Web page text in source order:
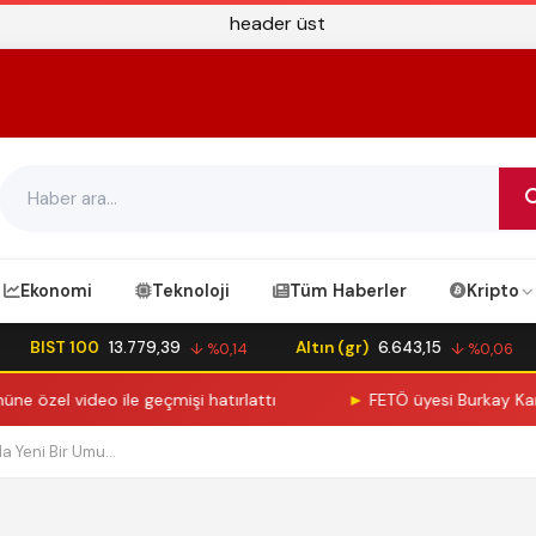
Ekonomi Teknoloji Tüm Haberler Kripto
BIST 100 13.779,39 ↓ %0,14 Altın (gr) 6.643,15 ↓ %0,06
video ile geçmişi hatırlattı FETÖ üyesi Burkay
Yeni Bir Umu...